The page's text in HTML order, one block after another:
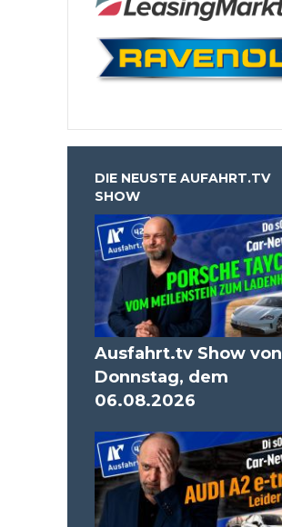
DIE NEUSTE AUFAHRT.TV
SHOW
Ausfahrt.tv Show von
Donnstag, dem
06.08.2026